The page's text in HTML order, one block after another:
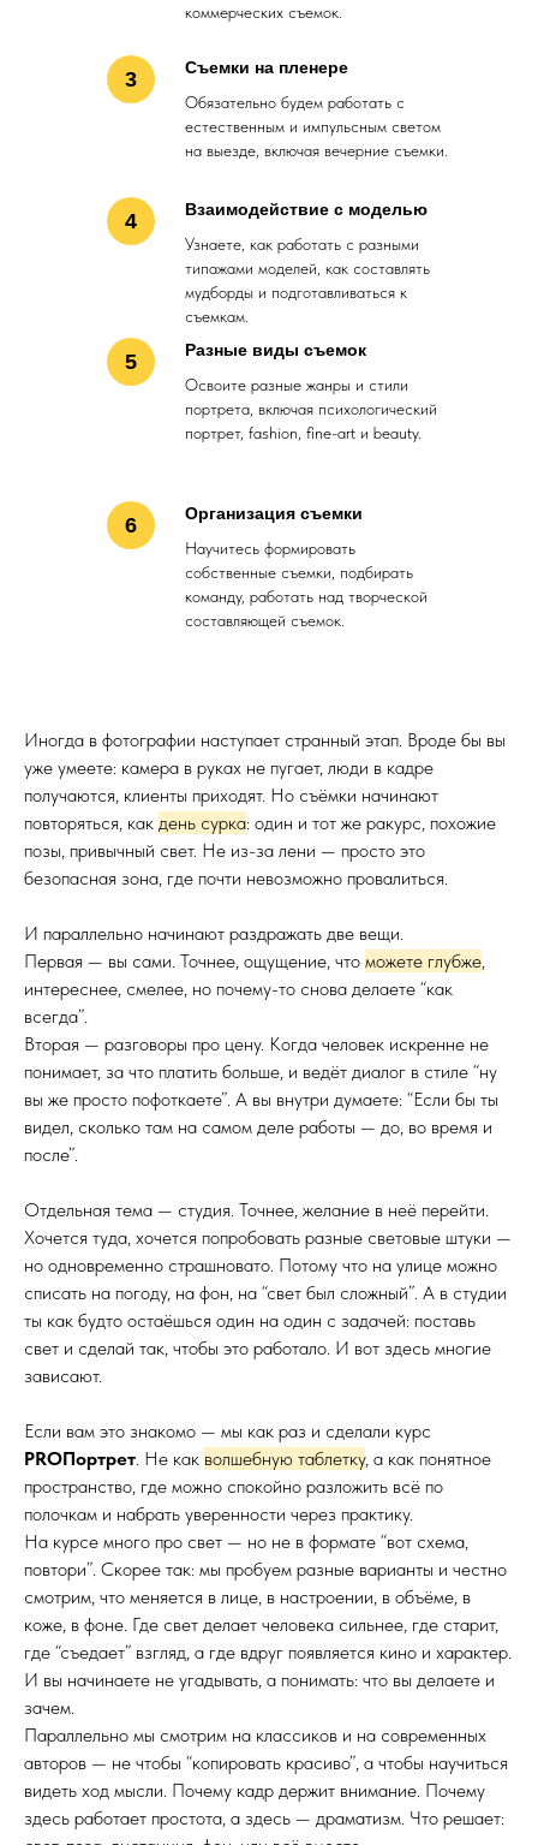
коммерческих съемок.
Обязательно будем работать с
естественным и импульсным светом
на выезде, включая вечерние съемки.
Съемки на пленере
3
Узнаете, как работать с разными
типажами моделей, как составлять
мудборды и подготавливаться к
съемкам.
Освоите разные жанры и стили
портрета, включая психологический
портрет, fashion, fine-art и beauty.
Научитесь формировать
собственные съемки, подбирать
команду, работать над творческой
составляющей съемок.
Взаимодействие с моделью
Разные виды съемок
Организация съемки
4
5
6
Иногда в фотографии наступает странный этап. Вроде бы вы
уже умеете: камера в руках не пугает, люди в кадре
получаются, клиенты приходят. Но съёмки начинают
повторяться, как день сурка: один и тот же ракурс, похожие
позы, привычный свет. Не из-за лени — просто это
безопасная зона, где почти невозможно провалиться.
И параллельно начинают раздражать две вещи.
Первая — вы сами. Точнее, ощущение, что можете глубже
интереснее, смелее, но почему-то снова делаете “как
всегда”.
Вторая — разговоры про цену. Когда человек искренне не
понимает, за что платить больше, и ведёт диалог в стиле “ну
вы же просто пофоткаете”. А вы внутри думаете: “Если бы ты
видел, сколько там на самом деле работы — до, во время и
после”.
Отдельная тема — студия. Точнее, желание в неё перейти.
Хочется туда, хочется попробовать разные световые штуки —
но одновременно страшновато. Потому что на улице можно
списать на погоду, на фон, на “свет был сложный”. А в студии
ты как будто остаёшься один на один с задачей: поставь
свет и сделай так, чтобы это работало. И вот здесь многие
зависают.
Если вам это знакомо — мы как раз и сделали курс
PROПортрет . Не как волшебную таблетку, а как понятное
пространство, где можно спокойно разложить всё по
полочкам и набрать уверенности через практику.
На курсе много про свет — но не в формате “вот схема,
повтори”. Скорее так: мы пробуем разные варианты и честно
смотрим, что меняется в лице, в настроении, в объёме, в
коже, в фоне. Где свет делает человека сильнее, где старит,
где “съедает” взгляд, а где вдруг появляется кино и характер.
И вы начинаете не угадывать, а понимать: что вы делаете и
зачем.
Параллельно мы смотрим на классиков и на современных
авторов — не чтобы “копировать красиво”, а чтобы научиться
видеть ход мысли. Почему кадр держит внимание. Почему
здесь работает простота, а здесь — драматизм. Что решает: